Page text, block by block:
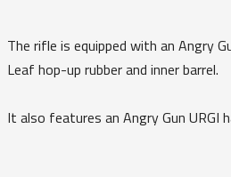
The rifle is equipped with an Angry
Leaf hop-up rubber and inner barrel.
It also features an Angry Gun URGI